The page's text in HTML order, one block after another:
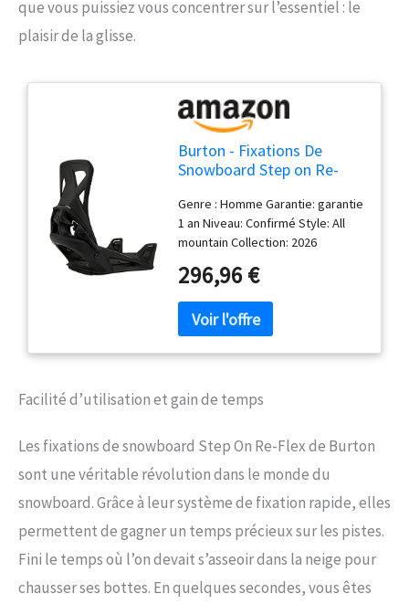
que vous puissiez vous concentrer sur l’essentiel : le
plaisir de la glisse.
Burton - Fixations De
Snowboard Step on Re-
Homme - Taille m - Noir
Genre : Homme Garantie: garantie
1 an Niveau: Confirmé Style: All
mountain Collection: 2026
296,96 €
Facilité d’utilisation et gain de temps
Les fixations de snowboard Step On Re-Flex de Burton
sont une véritable révolution dans le monde du
snowboard. Grâce à leur système de fixation rapide, elles
permettent de gagner un temps précieux sur les pistes.
Fini le temps où l’on devait s’asseoir dans la neige pour
chausser ses bottes. En quelques secondes, vous êtes